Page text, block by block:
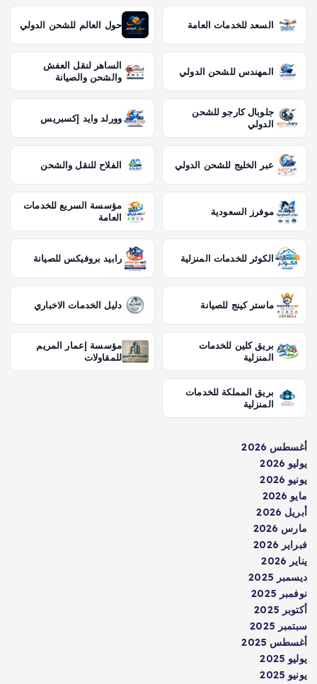
السعد للخدمات العامة حول العالم للشحن الدولي
المهندس للشحن الدولي
الساهر لنقل العفش
والشحن والصيانة
جلوبال كارجو للشحن
الدولي
وورلد وايد إكسبريس
عبر الخليج للشحن الدولي الفلاح للنقل والشحن
موفرز السعودية
مؤسسة السريع للخدمات
العامة
الكوثر للخدمات المنزلية رابيد بروفيكس للصيانة
ماستر كينج للصيانة دليل الخدمات الاخباري
بريق كلين للخدمات
المنزلية
مؤسسة إعمار المريم
للمقاولات
بريق المملكة للخدمات
المنزلية
أغسطس 2026
يوليو 2026
يونيو 2026
مايو 2026
أبريل 2026
مارس 2026
فبراير 2026
يناير 2026
ديسمبر 2025
نوفمبر 2025
أكتوبر 2025
سبتمبر 2025
أغسطس 2025
يوليو 2025
يونيو 2025